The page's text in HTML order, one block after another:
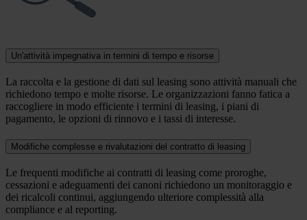
Un'attività impegnativa in termini di tempo e risorse
La raccolta e la gestione di dati sul leasing sono attività manuali che
richiedono tempo e molte risorse. Le organizzazioni fanno fatica a
raccogliere in modo efficiente i termini di leasing, i piani di
pagamento, le opzioni di rinnovo e i tassi di interesse.
Modifiche complesse e rivalutazioni del contratto di leasing
Le frequenti modifiche ai contratti di leasing come proroghe,
cessazioni e adeguamenti dei canoni richiedono un monitoraggio e
dei ricalcoli continui, aggiungendo ulteriore complessità alla
compliance e al reporting.